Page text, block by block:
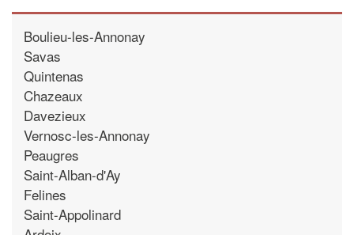
Boulieu-les-Annonay
Savas
Quintenas
Chazeaux
Davezieux
Vernosc-les-Annonay
Peaugres
Saint-Alban-d'Ay
Felines
Saint-Appolinard